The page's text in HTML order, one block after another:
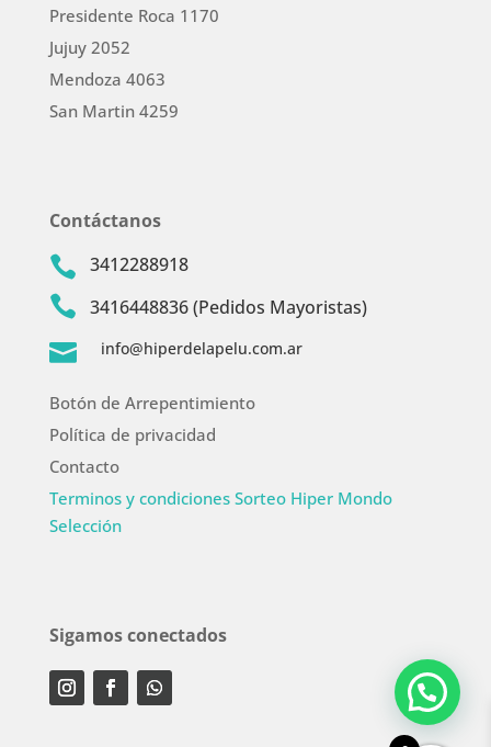
Presidente Roca 1170
Jujuy 2052
Mendoza 4063
San Martin 4259
Contáctanos
 3412288918
 3416448836 (Pedidos Mayoristas)
 info@hiperdelapelu.com.ar
Botón de Arrepentimiento
Política de privacidad
Contacto
Terminos y condiciones Sorteo Hiper Mondo
Selección
Sigamos conectados